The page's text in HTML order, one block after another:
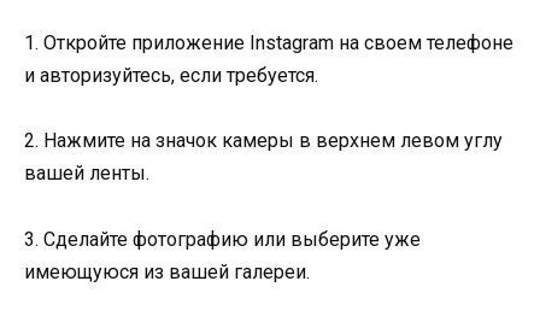
1. Откройте приложение Instagram на своем телефоне
и авторизуйтесь, если требуется.
2. Нажмите на значок камеры в верхнем левом углу
вашей ленты.
3. Сделайте фотографию или выберите уже
имеющуюся из вашей галереи.